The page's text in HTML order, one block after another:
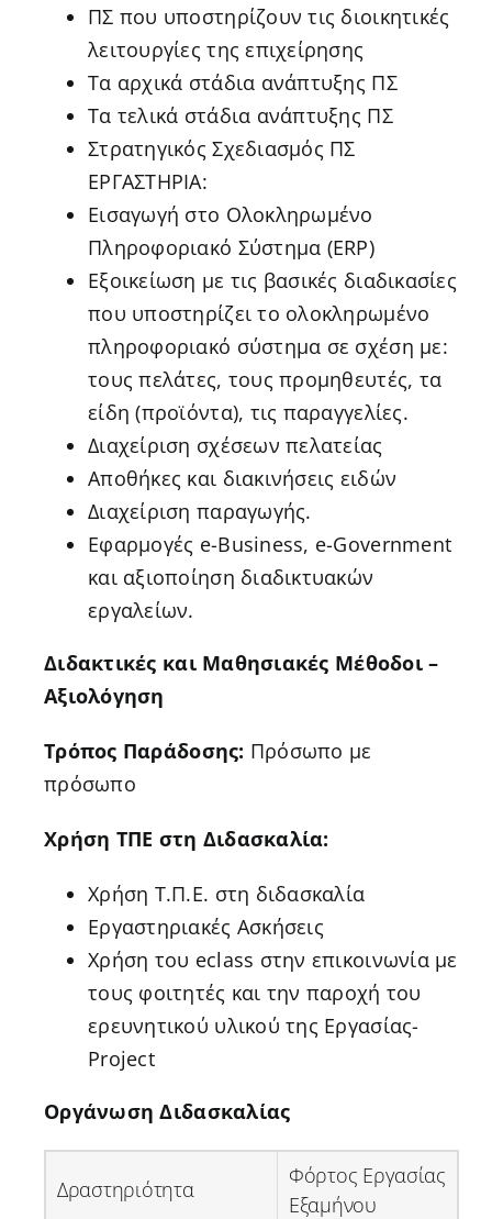
ΠΣ που υποστηρίζουν τις διοικητικές
λειτουργίες της επιχείρησης
Τα αρχικά στάδια ανάπτυξης ΠΣ
Τα τελικά στάδια ανάπτυξης ΠΣ
Στρατηγικός Σχεδιασμός ΠΣ
ΕΡΓΑΣΤΗΡΙΑ:
Εισαγωγή στο Ολοκληρωμένο
Πληροφοριακό Σύστημα (ERP)
Εξοικείωση με τις βασικές διαδικασίες
που υποστηρίζει το ολοκληρωμένο
πληροφοριακό σύστημα σε σχέση με:
τους πελάτες, τους προμηθευτές, τα
είδη (προϊόντα), τις παραγγελίες.
Διαχείριση σχέσεων πελατείας
Αποθήκες και διακινήσεις ειδών
Διαχείριση παραγωγής.
Εφαρμογές e-Business, e-Government
και αξιοποίηση διαδικτυακών
εργαλείων.
Διδακτικές και Μαθησιακές Μέθοδοι –
Αξιολόγηση
Τρόπος Παράδοσης: Πρόσωπο με
πρόσωπο
Χρήση ΤΠΕ στη Διδασκαλία:
Χρήση Τ.Π.Ε. στη διδασκαλία
Εργαστηριακές Ασκήσεις
Χρήση του eclass στην επικοινωνία με
τους φοιτητές και την παροχή του
ερευνητικού υλικού της Εργασίας-
Project
Οργάνωση Διδασκαλίας
Δραστηριότητα
Φόρτος Εργασίας
Εξαμήνου